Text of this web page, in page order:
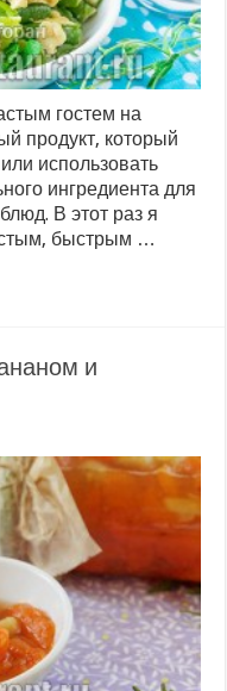
гостем на
продукт, который
использовать
ингредиента для
В этот раз я
быстрым …
и